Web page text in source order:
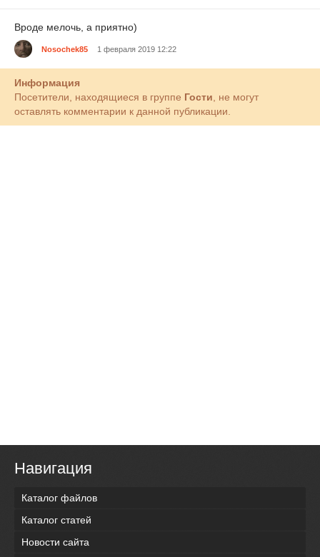
Вроде мелочь, а приятно)
Nosochek85 1 февраля 2019 12:22
Информация
Посетители, находящиеся в группе Гости, не могут
оставлять комментарии к данной публикации.
Навигация
Каталог файлов
Каталог статей
Новости сайта